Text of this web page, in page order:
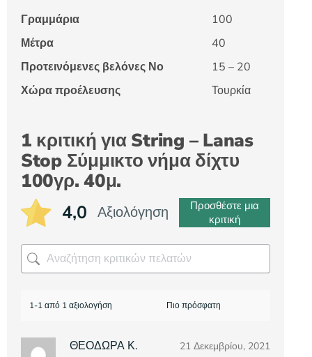
Γραμμάρια
100
Μέτρα
40
Προτεινόμενες βελόνες Νο
15 – 20
Χώρα προέλευσης
Τουρκία
1 κριτική για String – Lanas
Stop Σύμμικτο νήμα δίχτυ
100γρ. 40μ.
4,0 Αξιολόγηση
Προσθέστε μια
κριτική
1-1 από 1 αξιολογήση
ΘΕΟΔΩΡΑ Κ. 21 Δεκεμβρίου, 2021